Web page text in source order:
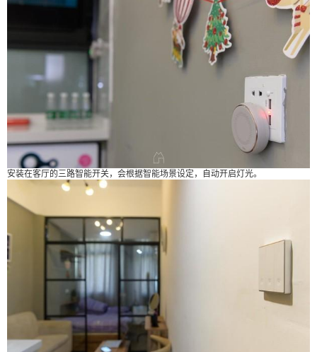
安装在客厅的三路智能开关，会根据智能场景设定，自动开启灯光。
择，分别是：洁净肌肤、离子导入、提拉塑形、射
频嫩肤、冷敷紧致以及眼部舒缓。拥有专属app可联
动推送护理方案。爱美的你，在室内就可以享受美
容机构的服务了。 空调伴侣自带小T语音助手，且
支持本地化语音，即使不联网也可使用，方便了不
会联网的老人和小孩。通过语音，可以方便地控制
空调的开关和温度调节。 app端也同样支持温度，
风力等参数调节，再也不用在家里找空调遥控器
啦。 智能插座可以定时、倒计时、在app端开关通
电与否，对于担心电子产品整晚插着过充的你，给
插座设定一个3小时的定时，颇为不错。 4：厨房区
域布置的防火防煤气报警器 在厨房区域安装有烟雾
传感器和可燃气CO复合型感应器。能够探知炒菜产
生的油烟以及空置时的天然气、液化气泄漏。 探知
后，即会在手机app端报警，如果不在家中，你当然
会第一时间知道险情，并予以处理。 别以为只有报
警作用，如果你讲传感器设定场景联动，当传感器
检测到燃气泄漏时，可自动打开门窗，那完全可以
自动化解险情。很多深夜熟睡中的煤气中毒事件，
便不会发生了。 5：卫生间的智能牙刷 XESS D3光